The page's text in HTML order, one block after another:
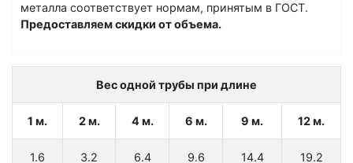
металла соответствует нормам, принятым в ГОСТ.
Предоставляем скидки от объема.
Вес одной трубы при длине
1 м. 2 м. 4 м. 6 м. 9 м. 12 м.
1.6 3.2 6.4 9.6 14.4 19.2